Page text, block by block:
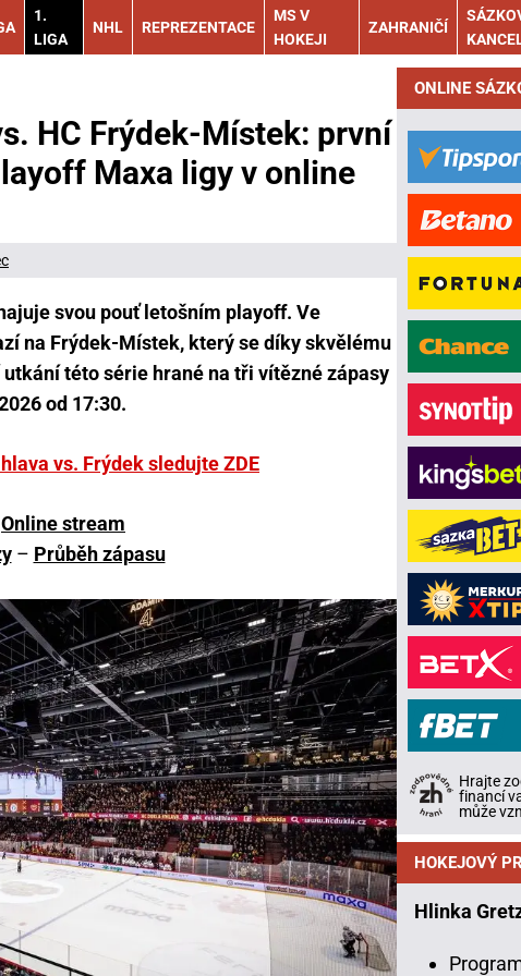
1.
LIGA
NHL REPREZENTACE
MS V
HOKEJI
ZAHRANIČÍ
HC Frýdek-Místek: první
Maxa ligy v online
svou pouť letošním playoff. Ve
na Frýdek-Místek, který se díky skvělému
této série hrané na tři vítězné zápasy
od 17:30.
vs. Frýdek sledujte ZDE
Online stream
– Průběh zápasu
ONLINE
Hrajte
financí
může
HOKEJOVÝ
Hlinka